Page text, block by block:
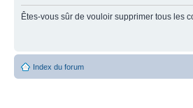
Êtes-vous sûr de vouloir supprimer tous les
Index du forum